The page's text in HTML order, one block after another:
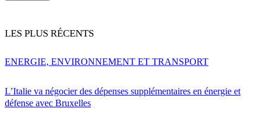
LES PLUS RÉCENTS
L’Italie va négocier des dépenses supplémentaires en énergie et
défense avec Bruxelles
ENERGIE, ENVIRONNEMENT ET TRANSPORT